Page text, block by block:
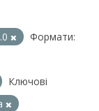
Формати:
Ключові